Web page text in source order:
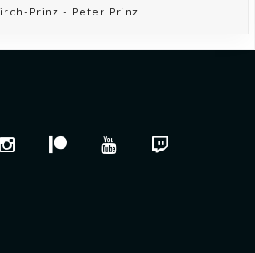
Prinz - Peter Prinz
InstagramPatreonYouTube